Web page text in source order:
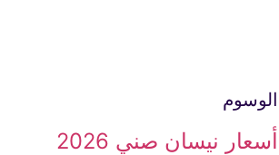
الوسوم
أسعار نيسان صني 2026